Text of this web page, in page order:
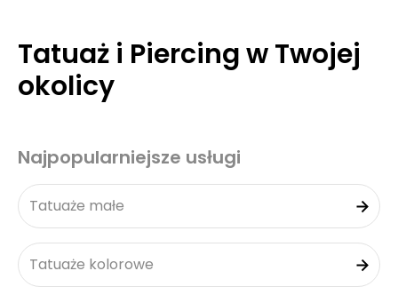
Tatuaż i Piercing w Twojej
okolicy
Najpopularniejsze usługi
Tatuaże małe
Tatuaże kolorowe